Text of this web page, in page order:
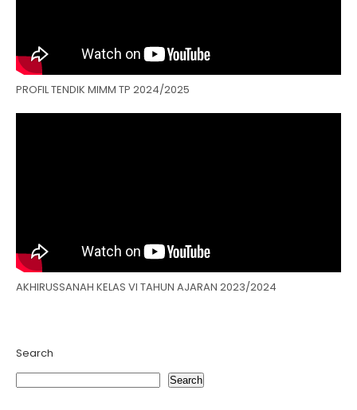
PROFIL TENDIK MIMM TP 2024/2025
AKHIRUSSANAH KELAS VI TAHUN AJARAN 2023/2024
Search
Search